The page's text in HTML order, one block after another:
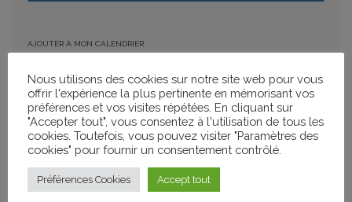
AJOUTER À MON CALENDRIER
PARTAGER
Nous utilisons des cookies sur notre site web pour vous
offrir l'expérience la plus pertinente en mémorisant vos
préférences et vos visites répétées. En cliquant sur
"Accepter tout", vous consentez à l'utilisation de tous les
cookies. Toutefois, vous pouvez visiter "Paramètres des
cookies" pour fournir un consentement contrôlé.
Préférences Cookies Accept tout